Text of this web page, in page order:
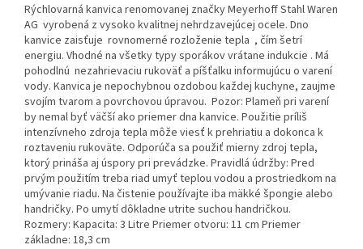
Rýchlovarná kanvica renomovanej značky Meyerhoff Stahl Waren
AG vyrobená z vysoko kvalitnej nehrdzavejúcej ocele. Dno
kanvice zaisťuje rovnomerné rozloženie tepla , čím šetrí
energiu. Vhodné na všetky typy sporákov vrátane indukcie . Má
pohodlnú nezahrievaciu rukoväť a píšťalku informujúcu o varení
vody. Kanvica je nepochybnou ozdobou každej kuchyne, zaujme
svojím tvarom a povrchovou úpravou. Pozor: Plameň pri varení
by nemal byť väčší ako priemer dna kanvice. Použitie príliš
intenzívneho zdroja tepla môže viesť k prehriatiu a dokonca k
roztaveniu rukoväte. Odporúča sa použiť mierny zdroj tepla,
ktorý prináša aj úspory pri prevádzke. Pravidlá údržby: Pred
prvým použitím treba riad umyť teplou vodou a prostriedkom na
umývanie riadu. Na čistenie používajte iba mäkké špongie alebo
handričky. Po umytí dôkladne utrite suchou handričkou.
Rozmery: Kapacita: 3 Litre Priemer otvoru: 11 cm Priemer
základne: 18,3 cm